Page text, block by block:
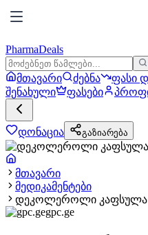
PharmaDeals
მთავარი ძებნა ფასი
შენახული
ფასები
დონაცია გაზიარება
მთავარი
მედიკამენტები
დეკოლეროლი კაფსულა
gpc.ge